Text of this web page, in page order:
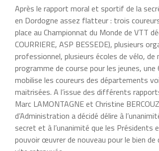
Après le rapport moral et sportif de la
en Dordogne assez flatteur : trois
place au Championnat du Monde de VTT
COURRIERE, ASP BESSEDE), plusieurs
professionnel, plusieurs écoles de vélo,
programme de course pour les jeunes, une
mobilise les coureurs des départements
maitrisées. A l’issue des différents
Marc LAMONTAGNE et Christine
d’Administration a décidé délire à
secret et à l’unanimité que les Présidents
pouvoir œuvrer de nouveau pour le bien de